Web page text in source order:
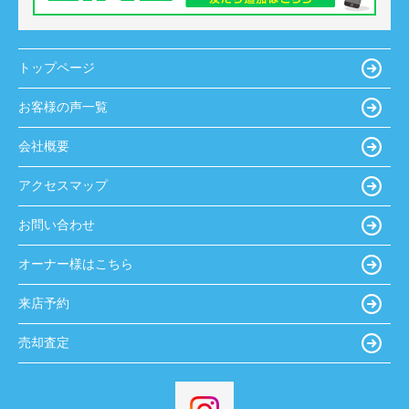
トップページ
お客様の声一覧
会社概要
アクセスマップ
お問い合わせ
オーナー様はこちら
来店予約
売却査定